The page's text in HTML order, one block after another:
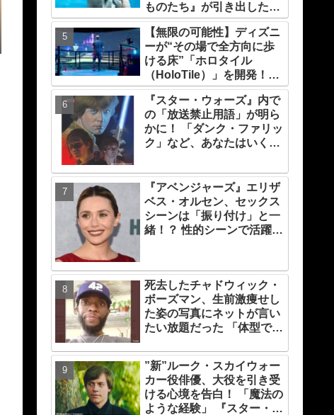
ものたち』が引き出したエ
マ・ストーンのオーラと怪
演、そして緻密すぎる演技
力！ これは女性の“自由意
志”の物語［レビュー＆解
説］
【無限の可能性】ディズニ
ーが“その場で全方向に歩
ける床”「ホロタイル
（HoloTile）」を開発！
VR空間を自在に動けるよ
うに【『レディプレ』実現
への大きな一歩？】
『スター・ウォーズ』内で
の「放送禁止用語」が明ら
かに！ 「ダンク・ファリッ
ク」など、あなたはいくつ
『アベンジャーズ』エリザ
ベス・オルセン、セックス
シーンは「振り付け」と一
緒！？ 性的シーンで活躍す
ついても語る
死去したチャドウィック・
ボーズマン、生前激痩せし
た姿の写真にネットが言い
たい放題だった 「体型で誹
が呼びかける
”新”ルーク・スカイウォー
カー役俳優、大役を引き受
ける心境を告白！ 「魔法の
ような経験」 『スター・ウ